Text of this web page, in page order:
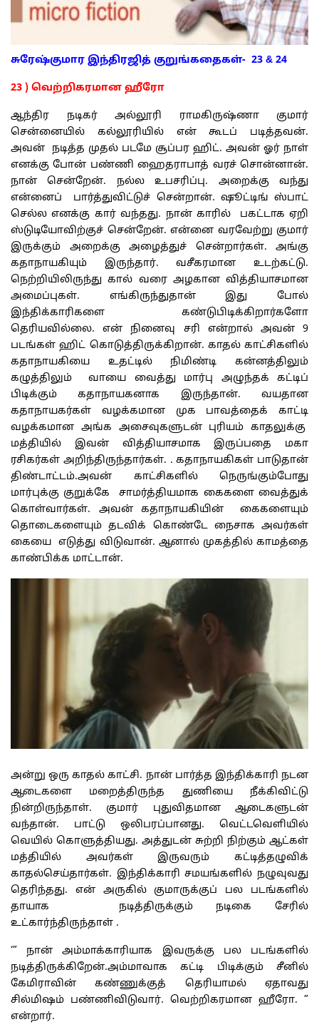
சுரேஷ்குமார இந்திரஜித் குறுங்கதைகள்- 23 & 24
23 ) வெற்றிகரமான ஹீரோ
ஆந்திர நடிகர் அல்லூரி ராமகிருஷ்ணா குமார்
சென்னையில் கல்லூரியில் என் கூடப் படித்தவன்.
அவன் நடித்த முதல் படமே சூப்பர ஹிட். அவன் ஓர் நாள்
எனக்கு போன் பண்ணி ஹைதராபாத் வரச் சொன்னான்.
நான் சென்றேன். நல்ல உபசரிப்பு. அறைக்கு வந்து
என்னைப் பார்த்துவிட்டுச் சென்றான். ஷூட்டிங் ஸ்பாட்
செல்ல எனக்கு கார் வந்தது. நான் காரில் பகட்டாக ஏறி
ஸ்டுடியோவிற்குச் சென்றேன். என்னை வரவேற்று குமார்
இருக்கும் அறைக்கு அழைத்துச் சென்றார்கள். அங்கு
கதாநாயகியும் இருந்தார். வசீகரமான உடற்கட்டு.
நெற்றியிலிருந்து கால் வரை அழகான வித்தியாசமான
அமைப்புகள். எங்கிருந்துதான் இது போல்
இந்திக்காரிகளை கண்டுபிடிக்கிறார்களோ
தெரியவில்லை. என் நினைவு சரி என்றால் அவன் 9
படங்கள் ஹிட் கொடுத்திருக்கிறான். காதல் காட்சிகளில்
கதாநாயகியை உதட்டில் நிமிண்டி கன்னத்திலும்
கழுத்திலும் வாயை வைத்து மார்பு அழுந்தக் கட்டிப்
பிடிக்கும் கதாநாயகனாக இருந்தான். வயதான
கதாநாயகர்கள் வழக்கமான முக பாவத்தைக் காட்டி
வழக்கமான அங்க அசைவுகளுடன் புரியம் காதலுக்கு
மத்தியில் இவன் வித்தியாசமாக இருப்பதை மகா
ரசிகர்கள் அறிந்திருந்தார்கள். . கதாநாயகிகள் பாடுதான்
திண்டாட்டம்.அவன் காட்சிகளில் நெருங்கும்போது
மார்புக்கு குறுக்கே சாமர்த்தியமாக கைகளை வைத்துக்
கொள்வார்கள். அவன் கதாநாயகியின் கைகளையும்
தொடைகளையும் தடவிக் கொண்டே நைசாக அவர்கள்
கையை எடுத்து விடுவான். ஆனால் முகத்தில் காமத்தை
காண்பிக்க மாட்டான்.
அன்று ஒரு காதல் காட்சி. நான் பார்த்த இந்திக்காரி நடன
ஆடைகளை மறைத்திருந்த துணியை நீக்கிவிட்டு
நின்றிருந்தாள். குமார் புதுவிதமான ஆடைகளுடன்
வந்தான். பாட்டு ஒலிபரப்பானது. வெட்டவெளியில்
வெயில் கொளுத்தியது. அத்துடன் சுற்றி நிற்கும் ஆட்கள்
மத்தியில் அவர்கள் இருவரும் கட்டித்தழுவிக்
காதல்செய்தார்கள். இந்திக்காரி சமயங்களில் நழுவுவது
தெரிந்தது. என் அருகில் குமாருக்குப் பல படங்களில்
தாயாக நடித்திருக்கும் நடிகை சேரில்
உட்கார்ந்திருந்தாள் .
‘” நான் அம்மாக்காரியாக இவருக்கு பல படங்களில்
நடித்திருக்கிறேன்.அம்மாவாக கட்டி பிடிக்கும் சீனில்
கேமிராவின் கண்ணுக்குத் தெரியாமல் ஏதாவது
சில்மிஷம் பண்ணிவிடுவார். வெற்றிகரமான ஹீரோ. ”
என்றார்.